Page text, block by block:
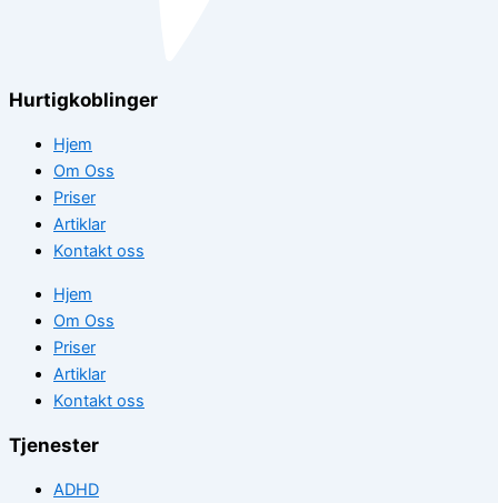
Hurtigkoblinger
Hjem
Om Oss
Priser
Artiklar
Kontakt oss
Hjem
Om Oss
Priser
Artiklar
Kontakt oss
Tjenester
ADHD